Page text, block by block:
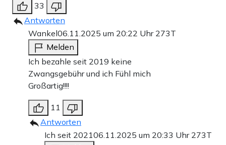
33
Antworten
Wankel06.11.2025 um 20:22 Uhr 273T
Melden
Ich bezahle seit 2019 keine
Zwangsgebühr und ich Fühl mich
Großartig!!!!
11
Antworten
Ich seit 202106.11.2025 um 20:33 Uhr 273T